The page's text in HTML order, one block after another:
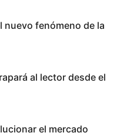
nuevo fenómeno de la
al lector desde el
el mercado